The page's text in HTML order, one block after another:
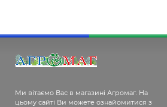
Ми вітаємо Вас в магазині Агромаг. На
цьому сайті Ви можете ознайомитися з